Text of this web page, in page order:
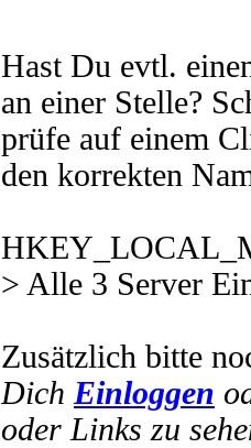
Hast Du evtl.
an einer Stelle?
prüfe auf einem
den korrekten
> Alle 3 Server
Zusätzlich bitte
Dich Einloggen
oder Links zu